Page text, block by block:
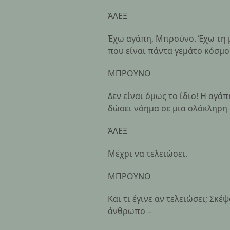
ΆΛΕΞ
Έχω αγάπη, Μπρούνο. Έχω τη
που είναι πάντα γεμάτο
ΜΠΡΟΥΝΟ
Δεν είναι όμως το ίδιο! Η
δώσει νόημα σε μια
ΆΛΕΞ
Μέχρι να τελειώσει.
ΜΠΡΟΥΝΟ
Και τι έγινε αν τελειώσει;
άνθρωπο –